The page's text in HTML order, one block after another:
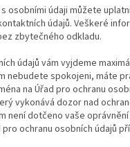
osobními údaji můžete
údajů. Veškeré
zbytečného odkladu.
údajů vám vyjdeme
nebudete spokojeni, máte
na Úřad pro ochranu
vykonává dozor nad
není dotčeno vaše
ochranu osobních údajů